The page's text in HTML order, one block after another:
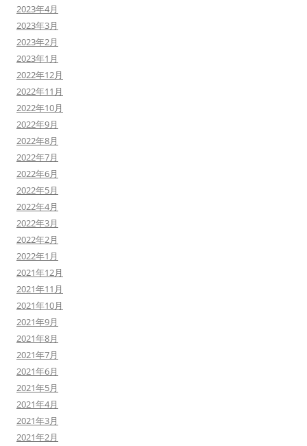
2023年4月
2023年3月
2023年2月
2023年1月
2022年12月
2022年11月
2022年10月
2022年9月
2022年8月
2022年7月
2022年6月
2022年5月
2022年4月
2022年3月
2022年2月
2022年1月
2021年12月
2021年11月
2021年10月
2021年9月
2021年8月
2021年7月
2021年6月
2021年5月
2021年4月
2021年3月
2021年2月